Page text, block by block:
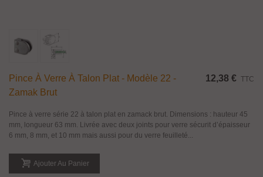
Pince À Verre À Talon Plat - Modèle 22 -
Zamak Brut
12,38 € TTC
Pince à verre série 22 à talon plat en zamack brut. Dimensions : hauteur 45
mm, longueur 63 mm. Livrée avec deux joints pour verre sécurit d’épaisseur
6 mm, 8 mm, et 10 mm mais aussi pour du verre feuilleté...
Ajouter Au Panier